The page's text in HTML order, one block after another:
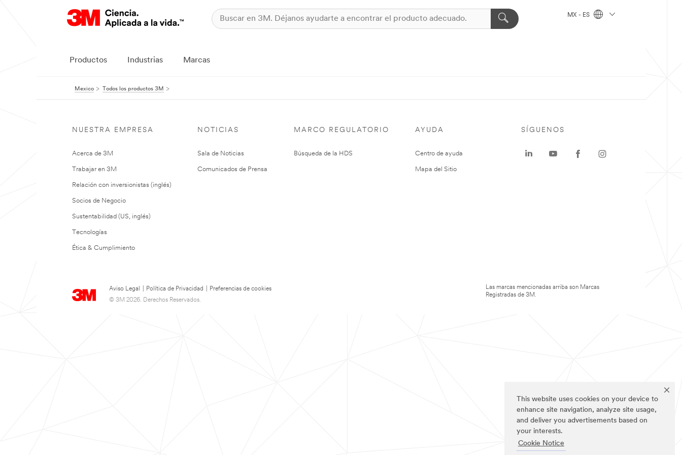
This website uses cookies on your device to
enhance site navigation, analyze site usage,
and deliver you advertisements based on
your interests.
Cookie Notice
MX - ES
Productos Industrias Marcas
Mexico Todos los productos 3M
NUESTRA EMPRESA
Acerca de 3M
Trabajar en 3M
Relación con inversionistas (inglés)
Socios de Negocio
Sustentabilidad (US, inglés)
Tecnologías
Ética & Cumplimiento
NOTICIAS
Sala de Noticias
Comunicados de Prensa
MARCO REGULATORIO
Búsqueda de la HDS
AYUDA
Centro de ayuda
Mapa del Sitio
Aviso Legal Política de Privacidad
Preferencias de cookies
© 3M 2026. Derechos Reservados.
SÍGUENOS
Las marcas mencionadas arriba son Marcas
Registradas de 3M.